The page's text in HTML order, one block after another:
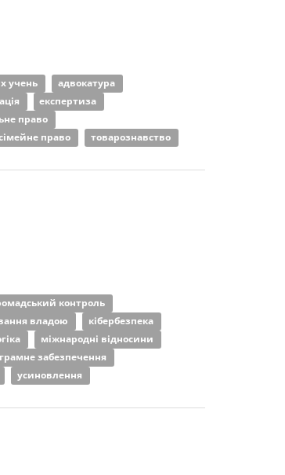
учень
адвокатура
експертиза
право
право
товарознавство
контроль
владою
кібербезпека
міжнародні відносини
забезпечення
усиновлення